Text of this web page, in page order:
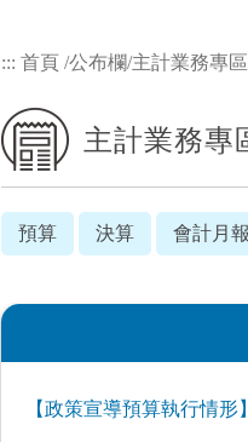
::: 首頁 /公布欄/主計業務專區
主計業務專
預算 決算 會計月報
【政策宣導預算執行情